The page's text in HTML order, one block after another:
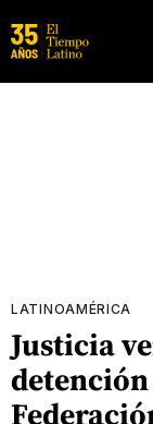
LATINOAMÉRICA
Justicia